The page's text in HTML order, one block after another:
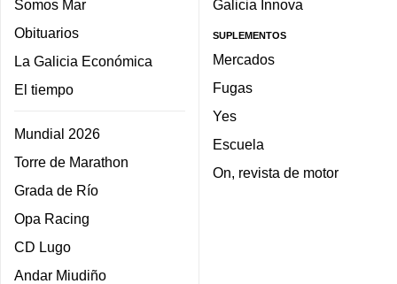
Somos Mar
Obituarios
La Galicia Económica
El tiempo
Mundial 2026
Torre de Marathon
Grada de Río
Opa Racing
CD Lugo
Andar Miudiño
Galicia Innova
SUPLEMENTOS
Mercados
Fugas
Yes
Escuela
On, revista de motor